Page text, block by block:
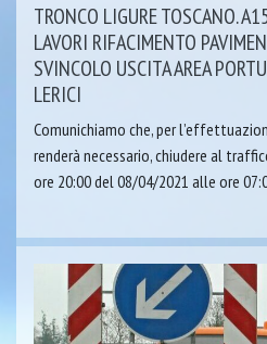
TRONCO LIGURE TOSCANO.
LAVORI RIFACIMENTO
SVINCOLO USCITA AREA
LERICI
Comunichiamo che, per
renderà necessario, chiudere al
ore 20:00 del 08/04/2021 alle ore